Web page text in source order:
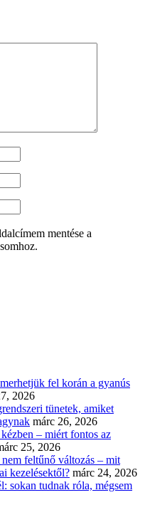
mentése a
fel korán a gyanús
2026
tünetek, amiket
márc 26, 2026
– miért fontos az
25, 2026
nem feltűnő változás – mit
kezelésektől? márc 24, 2026
sokan tudnak róla, mégsem